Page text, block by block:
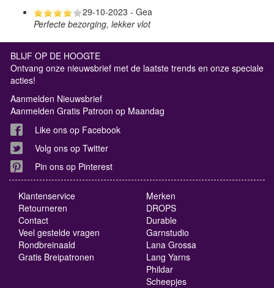
29-10-2023 - Gea
Perfecte bezorging, lekker vlot
BLIJF OP DE HOOGTE
Ontvang onze nieuwsbrief met de laatste trends en onze speciale
acties!
Aanmelden Nieuwsbrief
Aanmelden Gratis Patroon op Maandag
Like ons op Facebook
Volg ons op Twitter
Pin ons op Pinterest
Klantenservice
Retourneren
Contact
Veel gestelde vragen
Rondbreinaald
Gratis Breipatronen
Merken
DROPS
Durable
Garnstudio
Lana Grossa
Lang Yarns
Phildar
Scheepjes